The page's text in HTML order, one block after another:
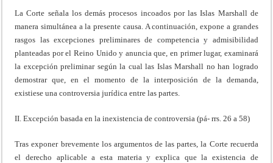
La Corte señala los demás procesos incoados por las Islas Marshall de
manera simultánea a la presente causa. A continuación, expone a grandes
rasgos las excepciones preliminares de competencia y admisibilidad
planteadas por el Reino Unido y anuncia que, en primer lugar, examinará
la excepción preliminar según la cual las Islas Marshall no han logrado
demostrar que, en el momento de la interposición de la demanda,
existiese una controversia jurídica entre las partes.
II. Excepción basada en la inexistencia de controversia (pá- rrs. 26 a 58)
Tras exponer brevemente los argumentos de las partes, la Corte recuerda
el derecho aplicable a esta materia y explica que la existencia de